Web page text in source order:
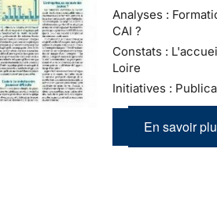
Analyses :
CAI ?
Constats :
Loire
Initiatives :
En savoir